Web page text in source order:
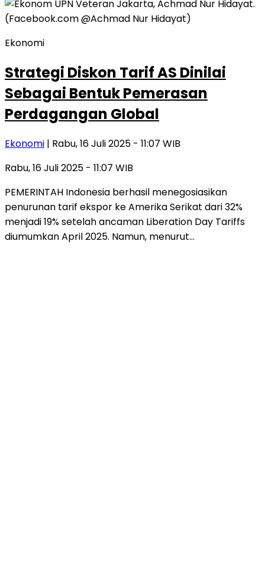
Ekonomi
Strategi Diskon Tarif AS Dinilai
Sebagai Bentuk Pemerasan
Perdagangan Global
Ekonomi | Rabu, 16 Juli 2025 - 11:07 WIB
Rabu, 16 Juli 2025 - 11:07 WIB
PEMERINTAH Indonesia berhasil menegosiasikan
penurunan tarif ekspor ke Amerika Serikat dari 32%
menjadi 19% setelah ancaman Liberation Day Tariffs
diumumkan April 2025. Namun, menurut…